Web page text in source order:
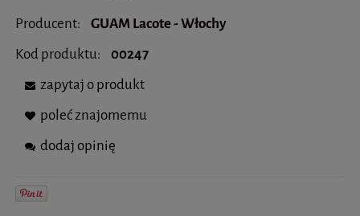
Producent:
GUAM Lacote - Włochy
Kod produktu:
00247
zapytaj o produkt
poleć znajomemu
dodaj opinię